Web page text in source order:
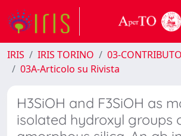
IRIS IRIS TORINO
03-
03A-Articolo su Rivista
H3SiOH and F3SiOH as
isolated hydroxyl groups